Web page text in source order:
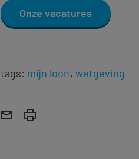
Onze vacatures
tags: mijn loon wetgeving